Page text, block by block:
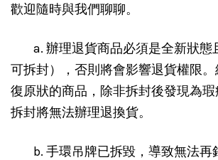
歡迎隨時與我們聊聊。
a. 辦理退貨商品必須是全新狀態
可拆封），否則將會影響退貨權限
復原狀的商品，除非拆封後發現為
拆封將無法辦理退換貨。
b. 手環吊牌已拆毀，導致無法再